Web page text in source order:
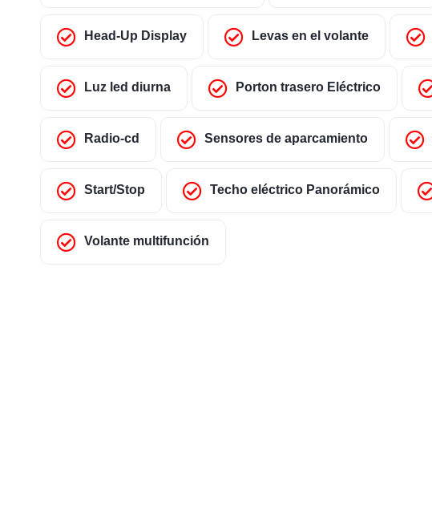
Head-Up Display Levas en el volante
Luz led diurna Porton trasero Eléctrico
Radio-cd Sensores de aparcamiento
Start/Stop Techo eléctrico Panorámico
Volante multifunción